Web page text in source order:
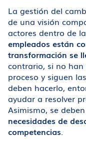
La gestión del
de una visión
actores dentro de
empleados están
transformación se
contrario, si no
proceso y siguen
deben hacerlo,
ayudar a resolver
Asimismo, se deben
necesidades de
competencias.